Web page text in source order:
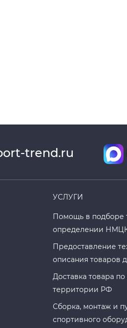
trend.ru
УСЛУГИ
Помощь в подборе
определении
Предоставление
описания товаров
Доставка товара
территории РФ
Сборка, монтаж и
спортивного